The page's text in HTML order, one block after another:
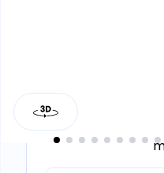
Hauteur de